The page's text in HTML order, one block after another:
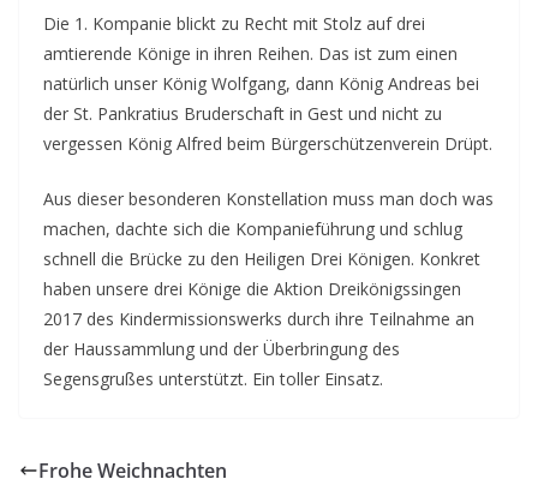
Die 1. Kompanie blickt zu Recht mit Stolz auf drei
amtierende Könige in ihren Reihen. Das ist zum einen
natürlich unser König Wolfgang, dann König Andreas bei
der St. Pankratius Bruderschaft in Gest und nicht zu
vergessen König Alfred beim Bürgerschützenverein Drüpt.
Aus dieser besonderen Konstellation muss man doch was
machen, dachte sich die Kompanieführung und schlug
schnell die Brücke zu den Heiligen Drei Königen. Konkret
haben unsere drei Könige die Aktion Dreikönigssingen
2017 des Kindermissionswerks durch ihre Teilnahme an
der Haussammlung und der Überbringung des
Segensgrußes unterstützt. Ein toller Einsatz.
Frohe Weichnachten